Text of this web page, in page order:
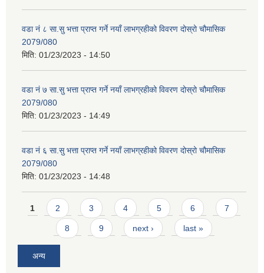
वडा नं ८ सा.सु भत्ता प्राप्त गर्ने नयाँ लाभग्रहीको विवरण दोस्रो चौमासिक
2079/080
मिति: 01/23/2023 - 14:50
वडा नं ७ सा.सु भत्ता प्राप्त गर्ने नयाँ लाभग्रहीको विवरण दोस्रो चौमासिक
2079/080
मिति: 01/23/2023 - 14:49
वडा नं ६ सा.सु भत्ता प्राप्त गर्ने नयाँ लाभग्रहीको विवरण दोस्रो चौमासिक
2079/080
मिति: 01/23/2023 - 14:48
Pages
1 2 3 4 5 6 7
8 9 next › last »
अन्य